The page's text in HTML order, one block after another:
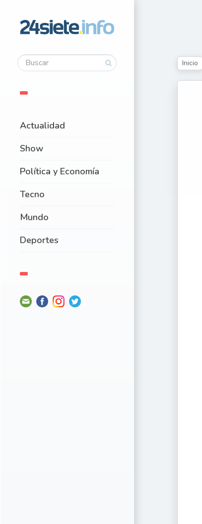
Actualidad
Show
Política y Economía
Tecno
Mundo
Deportes
Inicio